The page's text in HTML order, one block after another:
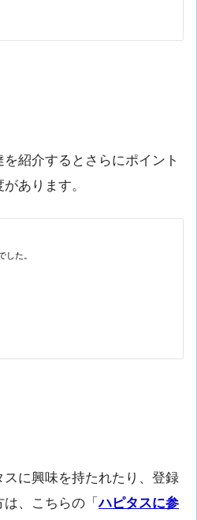
紹介するとさらにポイント
あります。
に興味を持たれたり、登録
は、こちらの「ハピタスに参